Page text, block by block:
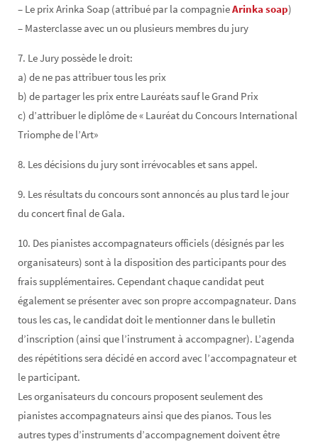
– Le prix Arinka Soap (attribué par la compagnieArinka soap)
– Masterclasse avec un ou plusieurs membres du jury
7. Le Jury possède le droit:
a) de ne pas attribuer tous les prix
b) de partager les prix entre Lauréats sauf le Grand Prix
c) d’attribuer le diplôme de « Lauréat du Concours International
Triomphe de l’Art»
8. Les décisions du jury sont irrévocables et sans appel.
9. Les résultats du concours sont annoncés au plus tard le jour
du concert final de Gala.
10. Des pianistes accompagnateurs officiels (désignés par les
organisateurs) sont à la disposition des participants pour des
frais supplémentaires. Cependant chaque candidat peut
également se présenter avec son propre accompagnateur. Dans
tous les cas, le candidat doit le mentionner dans le bulletin
d’inscription (ainsi que l’instrument à accompagner). L’agenda
des répétitions sera décidé en accord avec l’accompagnateur et
le participant.
Les organisateurs du concours proposent seulement des
pianistes accompagnateurs ainsi que des pianos. Tous les
autres types d’instruments d’accompagnement doivent être